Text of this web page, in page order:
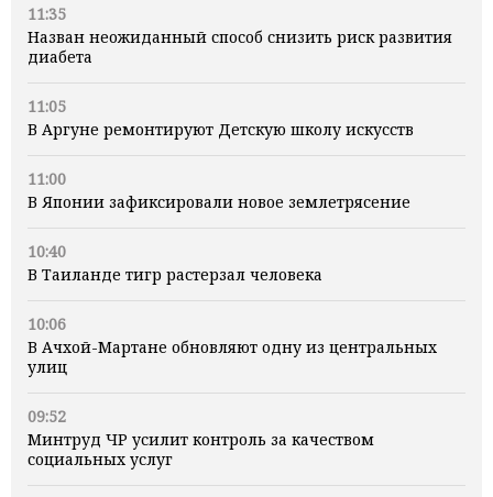
11:35
Назван неожиданный способ снизить риск развития
диабета
11:05
В Аргуне ремонтируют Детскую школу искусств
11:00
В Японии зафиксировали новое землетрясение
10:40
В Таиланде тигр растерзал человека
10:06
В Ачхой-Мартане обновляют одну из центральных
улиц
09:52
Минтруд ЧР усилит контроль за качеством
социальных услуг